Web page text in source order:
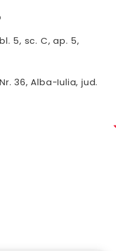
5, sc. C, ap. 5,
36, Alba-Iulia, jud.